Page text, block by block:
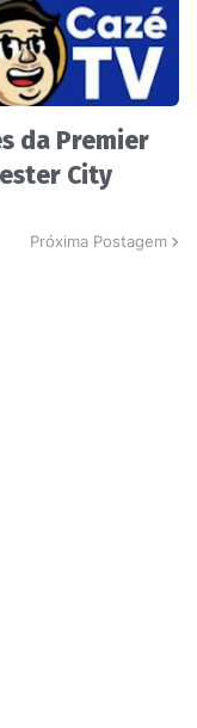
da Premier
City
Próxima Postagem